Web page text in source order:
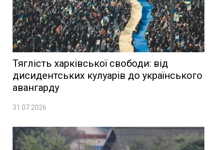
Тяглість харківської свободи: від
дисидентських кулуарів до українського
авангарду
31.07.2026